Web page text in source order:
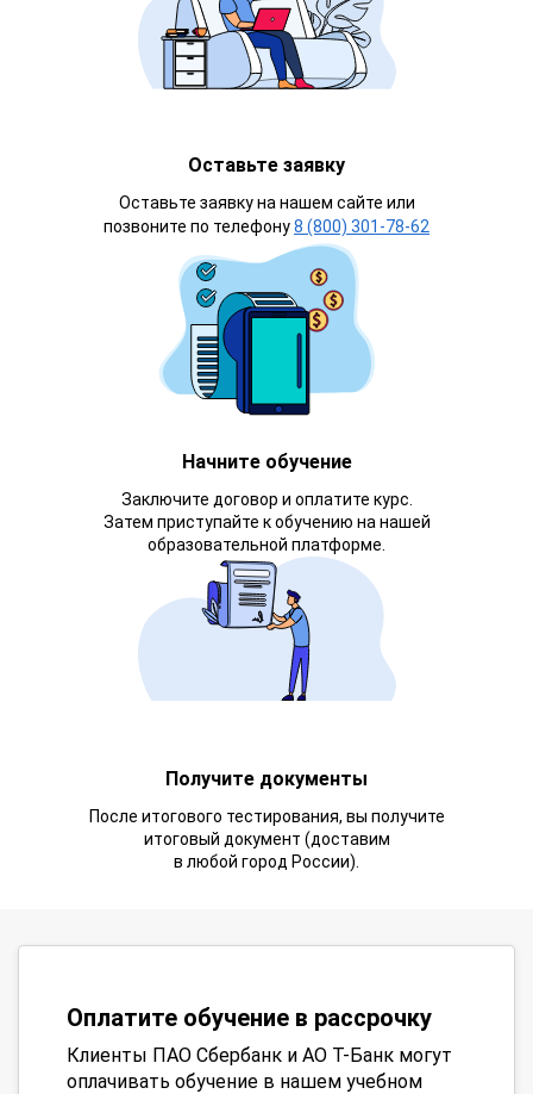
Оставьте заявку
Оставьте заявку на нашем сайте или
позвоните по телефону8 (800) 301-78-62
Начните обучение
Заключите договор и оплатите курс.
Затем приступайте к обучению на нашей
образовательной платформе.
Получите документы
После итогового тестирования, вы получите
итоговый документ (доставим
в любой город России).
Оплатите обучение в рассрочку
Клиенты ПАО Сбербанк и АО Т-Банк могут
оплачивать обучение в нашем учебном